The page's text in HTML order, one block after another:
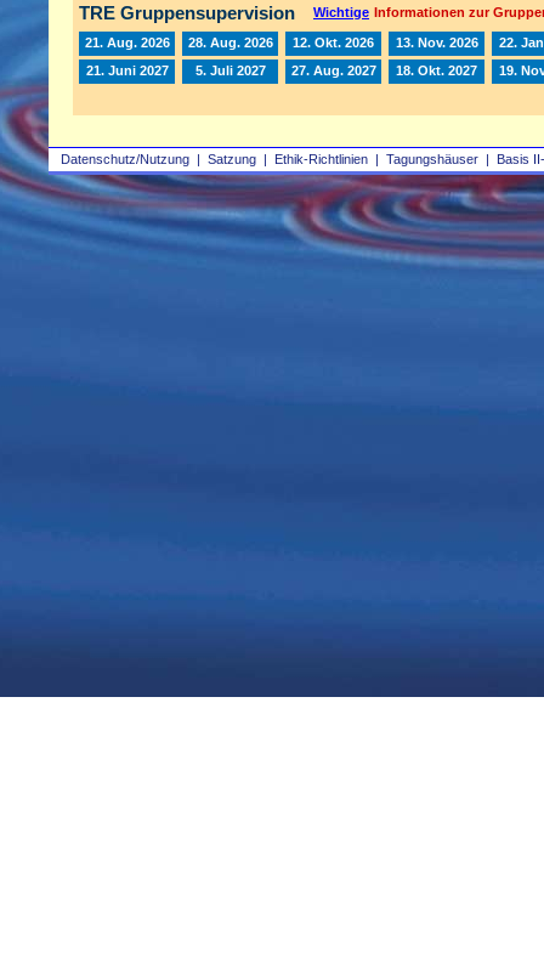
Datenschutz/Nutzung | Satzung | Ethik-Richtlinien | Tagungshäuser | Basis
TRE Gruppensupervision Wichtige Informationen zur
21. Aug. 2026 28. Aug. 2026 12. Okt. 2026 13. Nov. 2026
22.
21. Juni 2027
5. Juli 2027 27. Aug. 2027 18. Okt. 2027 19.